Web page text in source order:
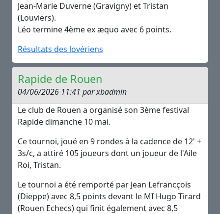
Jean-Marie Duverne (Gravigny) et Tristan
(Louviers).
Léo termine 4ème ex æquo avec 6 points.
Résultats des lovériens
Rapide de Rouen
04/06/2026 11:41 par xbadmin
Le club de Rouen a organisé son 3ème festival
Rapide dimanche 10 mai.
Ce tournoi, joué en 9 rondes à la cadence de 12' +
3s/c, a attiré 105 joueurs dont un joueur de l'Aile
Roi, Tristan.
Le tournoi a été remporté par Jean Lefrancçois
(Dieppe) avec 8,5 points devant le MI Hugo Tirard
(Rouen Echecs) qui finit également avec 8,5